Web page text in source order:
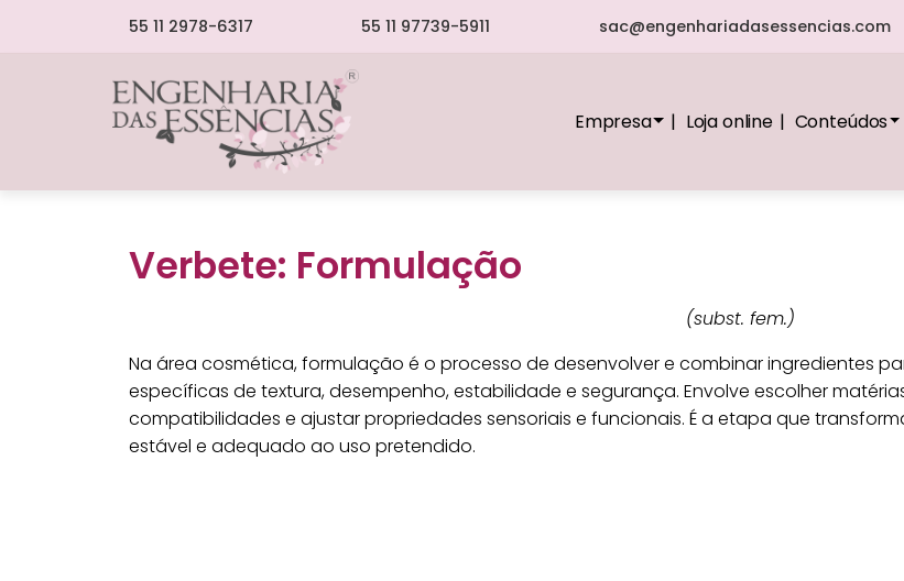
55 11 2978-6317 55 11 97739-5911 sac@engenhariadasessencias.com
Empresa Loja online Conteúdos
Verbete: Formulação
(subst. fem.)
Na área cosmética, formulação é o processo de desenvolver e combinar ingredientes
específicas de textura, desempenho, estabilidade e segurança. Envolve escolher
compatibilidades e ajustar propriedades sensoriais e funcionais. É a etapa que
estável e adequado ao uso pretendido.